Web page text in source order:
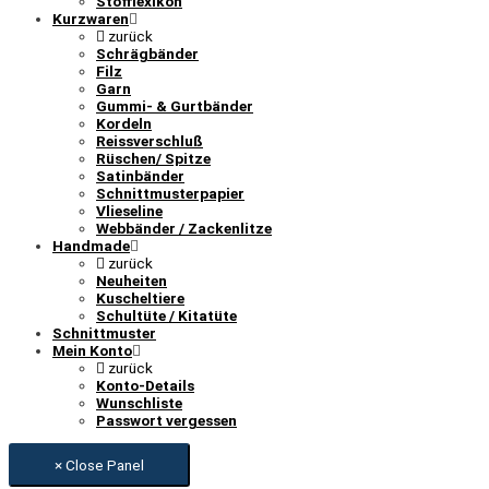
Kurzwaren
zurück
Schrägbänder
Filz
Garn
Gummi- & Gurtbänder
Kordeln
Reissverschluß
Rüschen/ Spitze
Satinbänder
Schnittmusterpapier
Vlieseline
Webbänder / Zackenlitze
Handmade
zurück
Neuheiten
Kuscheltiere
Schultüte / Kitatüte
Schnittmuster
Mein Konto
zurück
Konto-Details
Wunschliste
Passwort vergessen
× Close Panel